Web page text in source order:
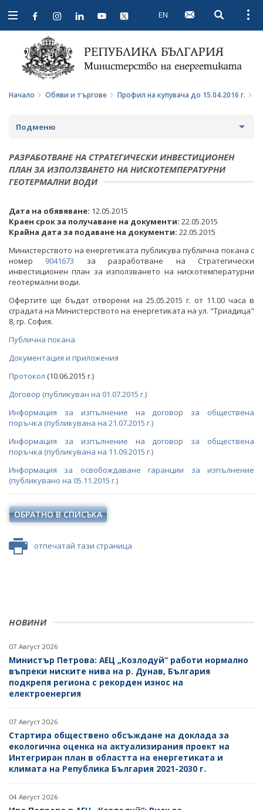
Open
navigation
EN Open
Начало Обяви и търгове Профил на купувача до 15.04.2016 г.
НОВИНИ
07 Август 2026
Министър Петрова: АЕЦ „Козлодуй“ работи нормално
въпреки ниските нива на р. Дунав, България
подкрепя региона с рекорден износ на
електроенергия
07 Август 2026
Стартира обществено обсъждане на доклада за
екологична оценка на актуализирания проект на
Интегриран план в областта на енергетиката и
климата на Република България 2021-2030 г.
04 Август 2026
Подменю
ПРОФИЛ НА КУПУВАЧА
ВЪТРЕШНИ ПРАВИЛА И ДОКУМЕНТИ
СЪБИРАНЕ НА ОФЕРТИ С ОБЯВИ
ПАЗАРНИ КОНСУЛТАЦИИ
СТАНОВИЩА НА АОП
ПРОФИЛ НА КУПУВАЧА ДО 15.04.2016 Г.
ПРОЦЕДУРИ
ПУБЛИЧНИ ПОКАНИ
ПОКАНИ
ОБЯВЛЕНИЯ ЗА ПРЕДВАРИТЕЛНА ИНФОРМАЦИЯ
ПРЕДВАРИТЕЛЕН КОНТРОЛ
ОБЯВИ И ТЪРГОВЕ
ОБЩЕСТВЕНИ ПОРЪЧКИ ДО 2014 Г.
РАЗПРОДАЖБА НА АКТИВИ
БЮЛЕТИН ПРОДАЖБИ НА СИНДИЦИТЕ
ТЪРГОВЕ
ИЗБОР НА ОДИТОРИ
ПРЕДОСТАВЯНЕ НА ФИНАНСОВИ УСЛУГИ
ТЪРГОВЕ
РАЗРАБОТВАНЕ НА СТРАТЕГИЧЕСКИ ИНВЕСТИЦИОНЕН
ПЛАН ЗА ИЗПОЛЗВАНЕТО НА НИСКОТЕМПЕРАТУРНИ
ГЕОТЕРМАЛНИ ВОДИ
Дата на обявяване: 12.05.2015
Краен срок за получаване на документи: 22.05.2015
Крайна дата за подаване на документи: 22.05.2015
Министерството на енергетиката публикува публична покана с
номер 9041673 за разработване на Стратегически
инвестиционен план за използването на нискотемпературни
геотермални води.
Офертите ще бъдат отворени на 25.05.2015 г. от 11.00 часа в
сградата на Министерството на енергетиката на ул. "Триадица"
8, гр. София.
Публична покана
Документация и приложения
Протокол (10.06.2015 г.)
Договор (публикуван на 01.07.2015 г.)
Информация за изпълнение на договор за обществена
поръчка (публикувана на 21.07.2015 г.)
Информация за изпълнение на договор за обществена
поръчка (публикувана на 11.09.2015 г.)
Информация за освобождаване гаранции за изпълнение
(публикувано на 05.11.2015 г.)
ОБРАТНО В СПИСЪКА
отпечатай тази страница